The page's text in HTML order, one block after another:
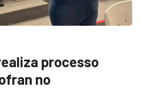
processo
no